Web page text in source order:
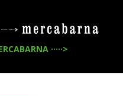
·····>